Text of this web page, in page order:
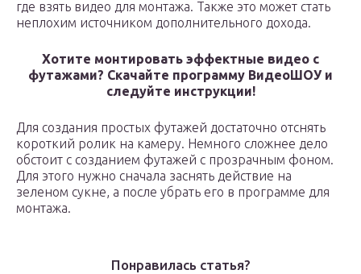
где взять видео для монтажа. Также это может стать
неплохим источником дополнительного дохода.
Хотите монтировать эффектные видео с
футажами? Скачайте программу ВидеоШОУ и
следуйте инструкции!
Для создания простых футажей достаточно отснять
короткий ролик на камеру. Немного сложнее дело
обстоит с созданием футажей с прозрачным фоном.
Для этого нужно сначала заснять действие на
зеленом сукне, а после убрать его в программе для
монтажа.
Понравилась статья?